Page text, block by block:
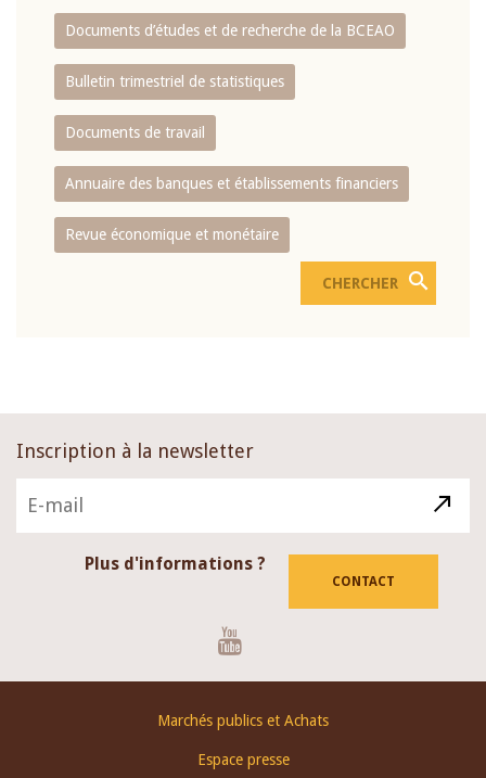
Documents d’études et de recherche de la BCEAO
Bulletin trimestriel de statistiques
Documents de travail
Annuaire des banques et établissements financiers
Revue économique et monétaire
Inscription à la newsletter
Plus d'informations ?
CONTACT
Marchés publics et Achats
Espace presse